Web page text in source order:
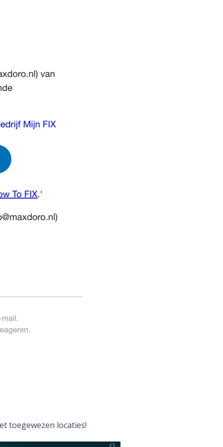
toegewezen locaties!